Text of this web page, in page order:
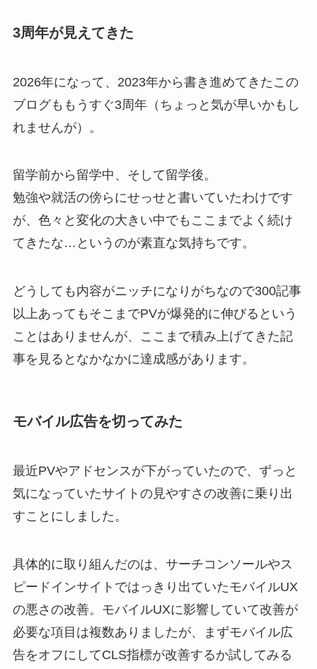
3周年が見えてきた
2026年になって、2023年から書き進めてきたこの
ブログももうすぐ3周年（ちょっと気が早いかもし
れませんが）。
留学前から留学中、そして留学後。
勉強や就活の傍らにせっせと書いていたわけです
が、色々と変化の大きい中でもここまでよく続け
てきたな…というのが素直な気持ちです。
どうしても内容がニッチになりがちなので300記事
以上あってもそこまでPVが爆発的に伸びるという
ことはありませんが、ここまで積み上げてきた記
事を見るとなかなかに達成感があります。
モバイル広告を切ってみた
最近PVやアドセンスが下がっていたので、ずっと
気になっていたサイトの見やすさの改善に乗り出
すことにしました。
具体的に取り組んだのは、サーチコンソールやス
ピードインサイトではっきり出ていたモバイルUX
の悪さの改善。モバイルUXに影響していて改善が
必要な項目は複数ありましたが、まずモバイル広
告をオフにしてCLS指標が改善するか試してみる